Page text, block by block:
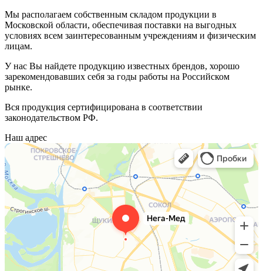
Мы располагаем собственным складом продукции в
Московской области, обеспечивая поставки на выгодных
условиях всем заинтересованным учреждениям и физическим
лицам.
У нас Вы найдете продукцию известных брендов, хорошо
зарекомендовавших себя за годы работы на Российском
рынке.
Вся продукция сертифицирована в соответствии
законодательством РФ.
Наш адрес